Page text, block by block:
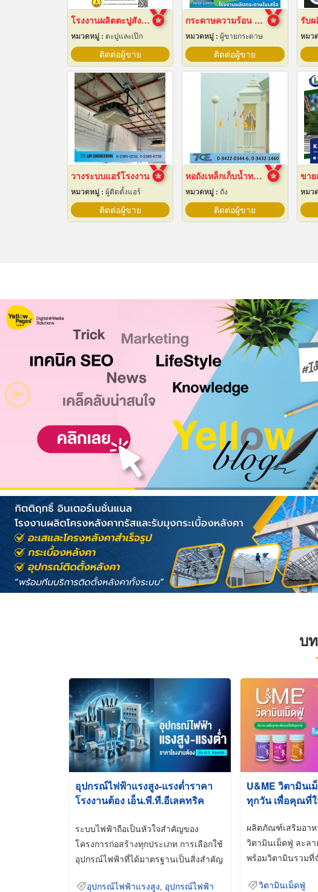
โรงงานผลิตตะปูสังกะสี
หมวดหมู่ : ตะปูและเป๊ก
ติดต่อผู้ขาย
กระดาษความร้อน 57x80 ราคาส่ง
หมวดหมู่ : ผู้ขายกระดาษ
ติดต่อผู้ขาย
หมว
วางระบบแอร์โรงงาน
หมวดหมู่ : ผู้ติดตั้งแอร์
ติดต่อผู้ขาย
หอถังเหล็กเก็บน้ำทรงกลม
หมวดหมู่ : ถัง
ติดต่อผู้ขาย
หมว
บ
อุปกรณ์ไฟฟ้าแรงสูง-แรงต่ำราคา
โรงงานต้อง เอ็น.พี.ที.อีเลคทริค
ระบบไฟฟ้าถือเป็นหัวใจสำคัญของ
โครงการก่อสร้างทุกประเภท การเลือกใช้
อุปกรณ์ไฟฟ้าที่ได้มาตรฐานเป็นสิ่งสำคัญ
อุปกรณ์ไฟฟ้าแรงสูง
อุปกรณ์ไฟฟ้า
U&ME วิตามิน
ทุกวัน เพื่อคุณที่
ผลิตภัณฑ์เสริมอาห
วิตามินเม็ดฟู่ ละล
พร้อมวิตามินรวมที่
วิตามินเม็ดฟู่